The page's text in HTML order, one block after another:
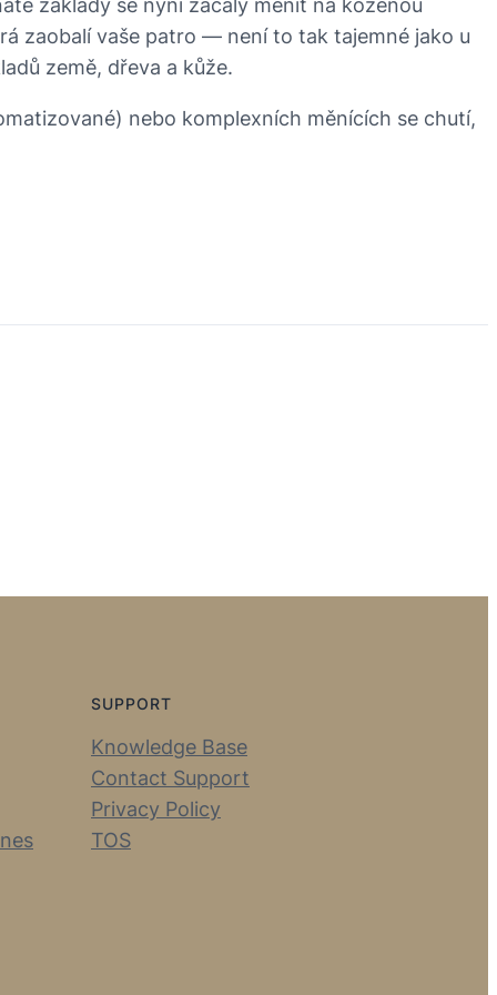
základy se nyní začaly měnit na koženou
zaobalí vaše patro — není to tak tajemné jako u
země, dřeva a kůže.
nebo komplexních měnících se chutí,
SUPPORT
Knowledge Base
Contact Support
Privacy Policy
TOS